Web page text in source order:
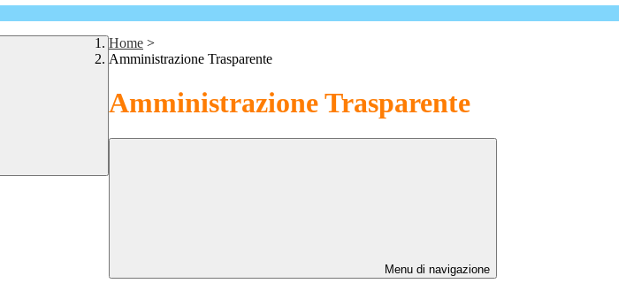
Home >
Amministrazione Trasparente
Amministrazione Trasparente
Menu di navigazione